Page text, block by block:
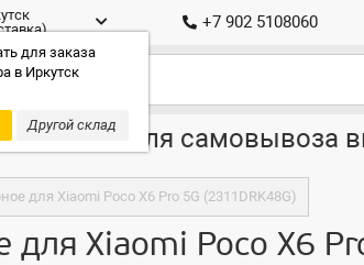
для заказа
в Иркутск
Другой склад
+7 902 5108060
доставка, для самовывоза
для Xiaomi Poco X6 Pro 5G (2311DRK48G)
Xiaomi Poco X6